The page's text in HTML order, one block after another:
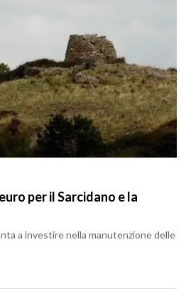
per il Sarcidano e la
a investire nella manutenzione delle